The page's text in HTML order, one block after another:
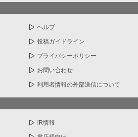
ヘルプ
投稿ガイドライン
プライバシーポリシー
お問い合わせ
利用者情報の外部送信について
IR情報